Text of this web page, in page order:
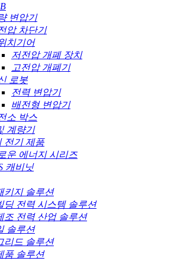
변압기
압 차단기
치기어
저전압 개폐 장치
고전압 개폐기
로봇
전력 변압기
배전형 변압기
소 박스
계량기
전기 제품
운 에너지 시리즈
캐비닛
키지 솔루션
딩 전력 시스템 솔루션
조 전력 산업 솔루션
솔루션
리드 솔루션
품 솔루션